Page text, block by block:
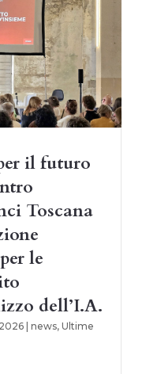
il futuro
Toscana
le
dell’I.A.
| news, Ultime